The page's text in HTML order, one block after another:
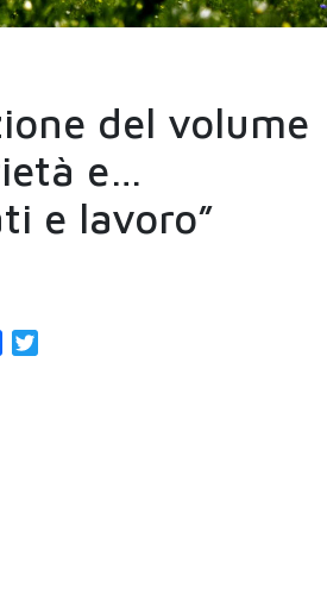
del volume
e…
e lavoro”
Facebook